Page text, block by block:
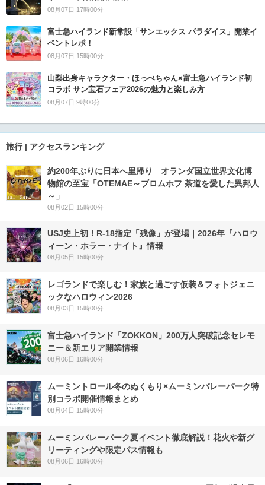
08月07日 17時00分
富士急ハイランド新常設「サンエックス パラダイス」開業イ
ベントレポ！
08月07日 15時00分
山梨出身キャラクター・ほっぺちゃん×富士急ハイランド初
コラボ サン宝石フェア2026の魅力と楽しみ方
08月07日 9時00分
旅行 | アクセスランキング
約200年ぶりに日本へ里帰り オランダ国立世界文化博
物館の至宝「OTEMAE～ブロムホフ 茶道を愛した異邦人
～」
08月02日 15時00分
USJ史上初！R-18指定「残像」が登場｜2026年『ハロウ
ィーン・ホラー・ナイト』情報
08月05日 15時00分
レゴランドで楽しむ！家族と過ごす仮装＆フォトジェニ
ックなハロウィン2026
08月03日 15時00分
富士急ハイランド「ZOKKON」200万人突破記念セレモ
ニー＆新エリア開業情報
08月06日 16時00分
ムーミントロール冬のぬくもり×ムーミンバレーパーク特
別コラボ開催情報まとめ
08月04日 15時00分
ムーミンバレーパーク夏イベント徹底解説！花火や新グ
リーティングや限定パス情報も
08月06日 16時00分